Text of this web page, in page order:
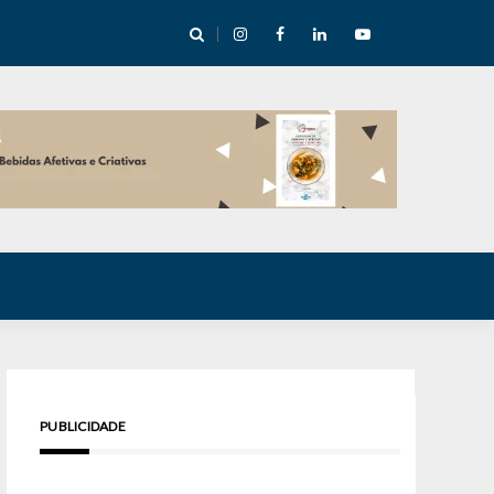
abre mentoria de storytelling com 10 vagas
PUBLICIDADE